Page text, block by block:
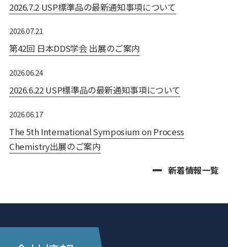
2026.7.2 USP標準品の最新通知事項について
2026.07.21
第42回 日本DDS学会 出展のご案内
2026.06.24
2026.6.22 USP標準品の最新通知事項について
2026.06.17
The 5th International Symposium on Process
Chemistry出展のご案内
新着情報一覧